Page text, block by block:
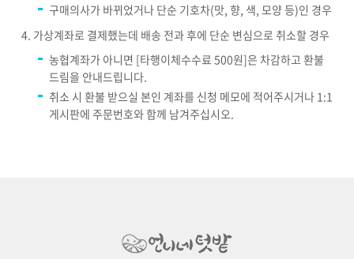
구매의사가 바뀌었거나 단순 기호차(맛, 향, 색, 모양 등)인 경우
가상계좌로 결제했는데 배송 전과 후에 단순 변심으로 취소할 경우
농협계좌가 아니면 [타행이체수수료 500원]은 차감하고 환불
드림을 안내드립니다.
취소 시 환불 받으실 본인 계좌를 신청 메모에 적어주시거나 1:1
게시판에 주문번호와 함께 남겨주십시오.